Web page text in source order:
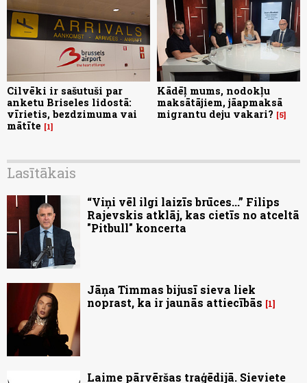
Cilvēki ir sašutuši par
anketu Briseles lidostā:
vīrietis, bezdzimuma vai
mātīte
1
Kādēļ mums, nodokļu
maksātājiem, jāapmaksā
migrantu deju vakari?
5
Lasītākais
“Viņi vēl ilgi laizīs brūces...” Filips
Rajevskis atklāj, kas cietīs no atceltā
"Pitbull" koncerta
Jāņa Timmas bijusī sieva liek
noprast, ka ir jaunās attiecībās
1
Laime pārvēršas traģēdijā. Sieviete